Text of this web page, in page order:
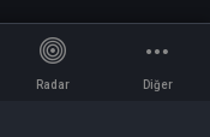
Radar Diğer